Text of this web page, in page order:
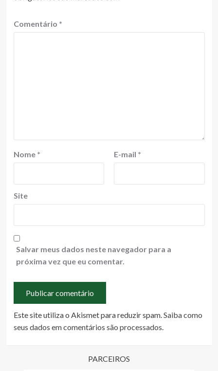
Comentário *
Nome * E-mail *
Site
Salvar meus dados neste navegador para a
próxima vez que eu comentar.
Este site utiliza o Akismet para reduzir spam.Saiba como
seus dados em comentários são processados.
PARCEIROS